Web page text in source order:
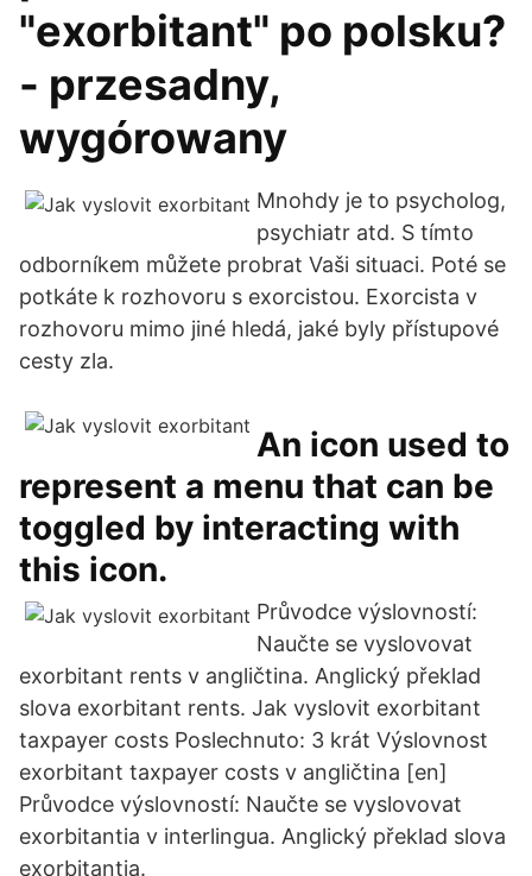
"exorbitant" po polsku?
- przesadny,
wygórowany
Mnohdy je to psycholog,
psychiatr atd. S tímto
odborníkem můžete probrat Vaši situaci. Poté se
potkáte k rozhovoru s exorcistou. Exorcista v
rozhovoru mimo jiné hledá, jaké byly přístupové
cesty zla.
An icon used to
represent a menu that can be
toggled by interacting with
this icon.
Průvodce výslovností:
Naučte se vyslovovat
exorbitant rents v angličtina. Anglický překlad
slova exorbitant rents. Jak vyslovit exorbitant
taxpayer costs Poslechnuto: 3 krát Výslovnost
exorbitant taxpayer costs v angličtina [en]
Průvodce výslovností: Naučte se vyslovovat
exorbitantia v interlingua. Anglický překlad slova
exorbitantia.